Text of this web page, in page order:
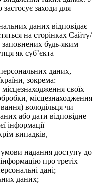
заходи для
даних відповідає
на сторінках Сайту/
заповнених будь-яким
як суб’єкта
даних,
зокрема:
своїх
місцезнаходження
володільця чи
або дати відповідне
інформації
випадків,
надання доступу до
про третіх
дані;
даних;